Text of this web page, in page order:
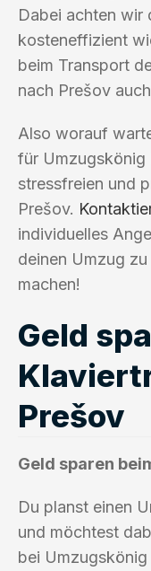
Dabei achten wir
kosteneffizient
beim Transport
nach Prešov
Also worauf
für Umzugskönig
stressfreien und
Prešov.
individuelles
deinen Umzug
machen!
Geld
Prešov
Geld sparen
Du planst einen
und möchtest
bei